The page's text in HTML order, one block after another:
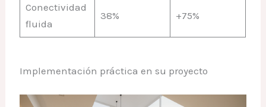
Conectividad
fluida
38% +75%
Implementación práctica en su proyecto